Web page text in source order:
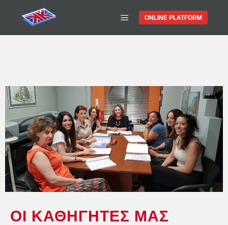
ONLINE PLATFORM
ΟΙ ΚΑΘΗΓΗΤΕΣ ΜΑΣ